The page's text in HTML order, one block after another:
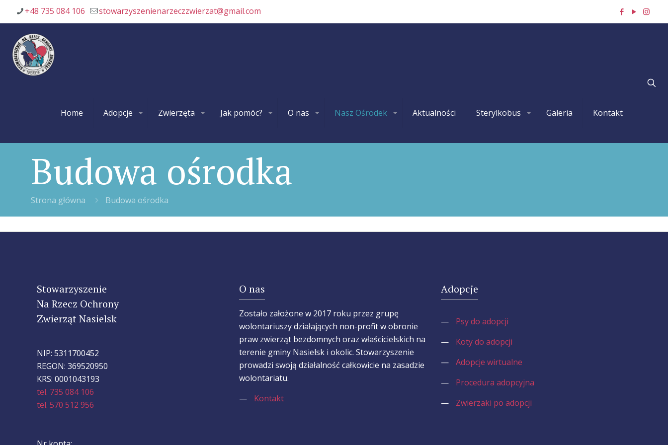
+48 735 084 106 stowarzyszenienarzeczzwierzat@gmail.com
Home Adopcje Zwierzęta Jak pomóc? O nas Nasz Ośrodek Aktualności Sterylkobus Galeria Kontakt
Budowa ośrodka
Strona główna Budowa ośrodka
Stowarzyszenie
Na Rzecz Ochrony
Zwierząt Nasielsk
NIP: 5311700452
REGON: 369520950
KRS: 0001043193
tel. 735 084 106
tel. 570 512 956
O nas
Zostało założone w 2017 roku przez grupę
wolontariuszy działających non-profit w obronie
praw zwierząt bezdomnych oraz właścicielskich na
terenie gminy Nasielsk i okolic. Stowarzyszenie
prowadzi swoją działalność całkowicie na zasadzie
wolontariatu.
—
Kontakt
Adopcje
—
Psy do adopcji
—
Koty do adopcji
—
Adopcje wirtualne
—
Procedura adopcyjna
—
Zwierzaki po adopcji